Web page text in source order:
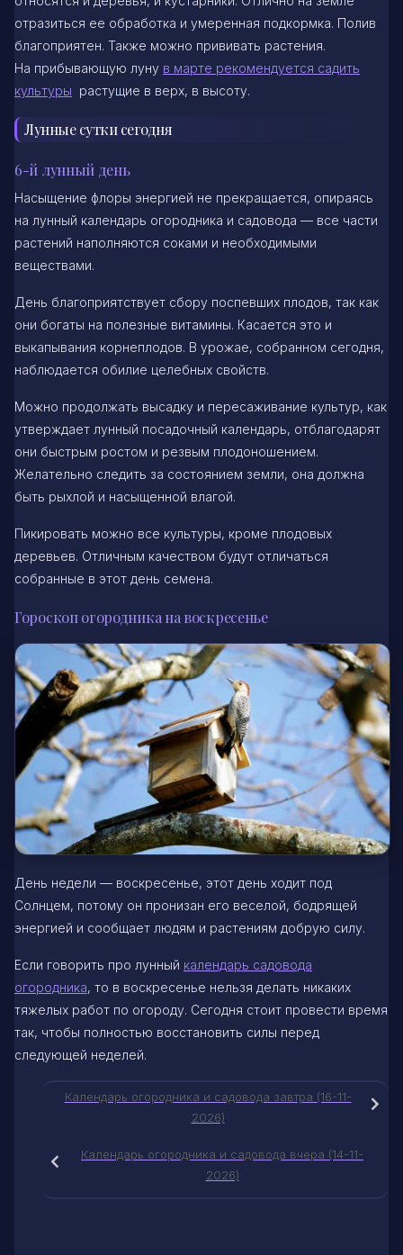
отразиться ее обработка и умеренная подкормка. Полив
благоприятен. Также можно прививать растения.
На прибывающую луну в марте рекомендуется садить
культуры растущие в верх, в высоту.
Лунные сутки сегодня
6-й лунный день
Насыщение флоры энергией не прекращается, опираясь
на лунный календарь огородника и садовода — все части
растений наполняются соками и необходимыми
веществами.
День благоприятствует сбору поспевших плодов, так как
они богаты на полезные витамины. Касается это и
выкапывания корнеплодов. В урожае, собранном сегодня,
наблюдается обилие целебных свойств.
Можно продолжать высадку и пересаживание культур, как
утверждает лунный посадочный календарь, отблагодарят
они быстрым ростом и резвым плодоношением.
Желательно следить за состоянием земли, она должна
быть рыхлой и насыщенной влагой.
Пикировать можно все культуры, кроме плодовых
деревьев. Отличным качеством будут отличаться
собранные в этот день семена.
Гороскоп огородника на воскресенье
День недели — воскресенье, этот день ходит под
Солнцем, потому он пронизан его веселой, бодрящей
энергией и сообщает людям и растениям добрую силу.
Если говорить про лунный календарь садовода
огородника, то в воскресенье нельзя делать никаких
тяжелых работ по огороду. Сегодня стоит провести время
так, чтобы полностью восстановить силы перед
следующей неделей.
Календарь огородника и садовода завтра (16-11-
2026)
Календарь огородника и садовода вчера (14-11-
2026)